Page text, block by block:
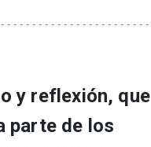
y reflexión, que
parte de los